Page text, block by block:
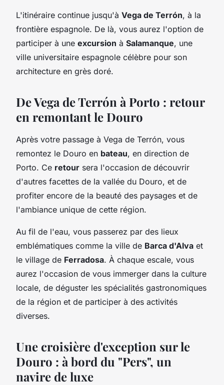
L'itinéraire continue jusqu'à Vega de Terrón, à la
frontière espagnole. De là, vous aurez l'option de
participer à une excursion à Salamanque, une
ville universitaire espagnole célèbre pour son
architecture en grès doré.
De Vega de Terrón à Porto : retour
en remontant le Douro
Après votre passage à Vega de Terrón, vous
remontez le Douro en bateau, en direction de
Porto. Ce retour sera l'occasion de découvrir
d'autres facettes de la vallée du Douro, et de
profiter encore de la beauté des paysages et de
l'ambiance unique de cette région.
Au fil de l'eau, vous passerez par des lieux
emblématiques comme la ville de Barca d'Alva et
le village de Ferradosa. À chaque escale, vous
aurez l'occasion de vous immerger dans la culture
locale, de déguster les spécialités gastronomiques
de la région et de participer à des activités
diverses.
Une croisière d'exception sur le
Douro : à bord du "Pers", un
navire de luxe